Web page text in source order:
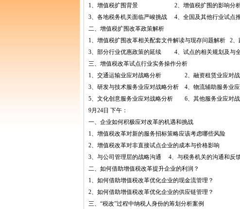
1、增值税扩围背景 2、增值税扩围的影响分
3、各地税务机关面临严峻挑战 4、全国及其他行业试点
二、增值税扩围改革政策解析
1、增值税扩围改革相关配套文件解读与现存问题解析 2
3、部分行业优惠政策的延续 4、试点的相关规划及与
三、增值税改革试点行业实务操作分析
1、交通运输业应对战略分析 2、融资租赁业应对战
3、研发与技术服务业应对战略分析 4、物流辅助服务业
5、文化创意服务业应对战略分析 6、其他服务业应对
9月24日 下午：
一、企业如何积极应对改革的机遇和挑战
1、增值税改革对新的服务招标策略应该考虑哪些风险
2、增值税改革对非直接试点企业的成本与价格影响
3、与公司管理层的战略沟通 4、与税务机关的沟通和反
二、如何借助增值税改革提升企业的利润？
1、如何借助增值税改革优化企业的现金流管理？
2、如何借助增值税改革优化企业的供应链管理？
三、“税改”过程中纳税人身份的筹划分析案例